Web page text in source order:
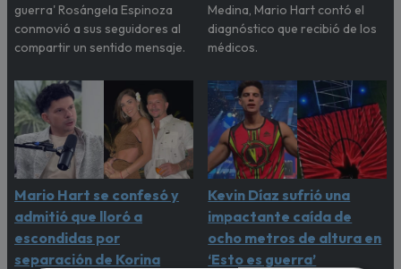
guerra' Rosángela Espinoza
conmovió a sus seguidores al
compartir un sentido mensaje.
Medina, Mario Hart contó el
diagnóstico que recibió de los
médicos.
Mario Hart se confesó y
admitió que lloró a
escondidas por
separación de Korina
Kevin Díaz sufrió una
impactante caída de
ocho metros de altura en
‘Esto es guerra’